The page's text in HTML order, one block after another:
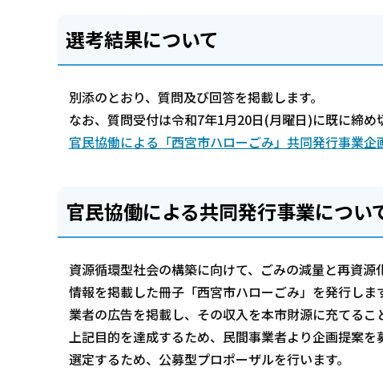
選考結果について
別添のとおり、質問及び回答を掲載します。
なお、質問受付は令和7年1月20日(月曜日)に既に締め
官民協働による「西宮市ハローごみ」共同発行事業
官民協働による共同発行事業につい
資源循環型社会の構築に向けて、ごみの減量と再資
情報を掲載した冊子「西宮市ハローごみ」を発行し
業者の広告を掲載し、その収入を本市財源に充てるこ
上記目的を達成するため、民間事業者より企画提案
選定するため、公募型プロポーザルを行います。